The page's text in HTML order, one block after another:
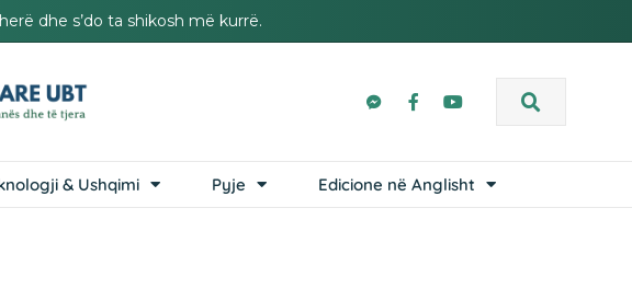
dhe s’do ta shikosh më kurrë.
& Ushqimi Pyje Edicione në Anglisht